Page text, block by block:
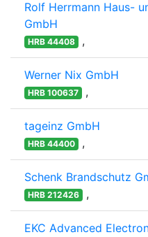
Rolf Herrmann Haus-
GmbH
HRB 44408 ,
Werner Nix GmbH
HRB 100637 ,
tageinz GmbH
HRB 44400 ,
Schenk Brandschutz
HRB 212426 ,
EKC Advanced